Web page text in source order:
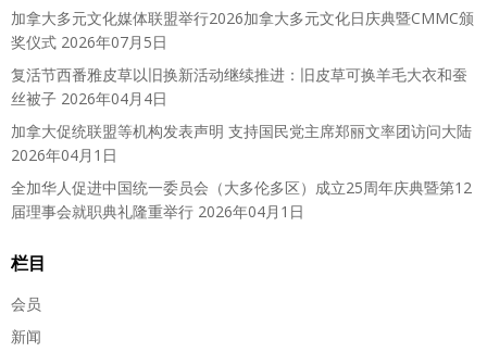
加拿大多元文化媒体联盟举行2026加拿大多元文化日庆典暨CMMC颁
奖仪式 2026年07月5日
复活节西番雅皮草以旧换新活动继续推进：旧皮草可换羊毛大衣和蚕
丝被子 2026年04月4日
加拿大促统联盟等机构发表声明 支持国民党主席郑丽文率团访问大陆
2026年04月1日
全加华人促进中国统一委员会（大多伦多区）成立25周年庆典暨第12
届理事会就职典礼隆重举行 2026年04月1日
栏目
会员
新闻